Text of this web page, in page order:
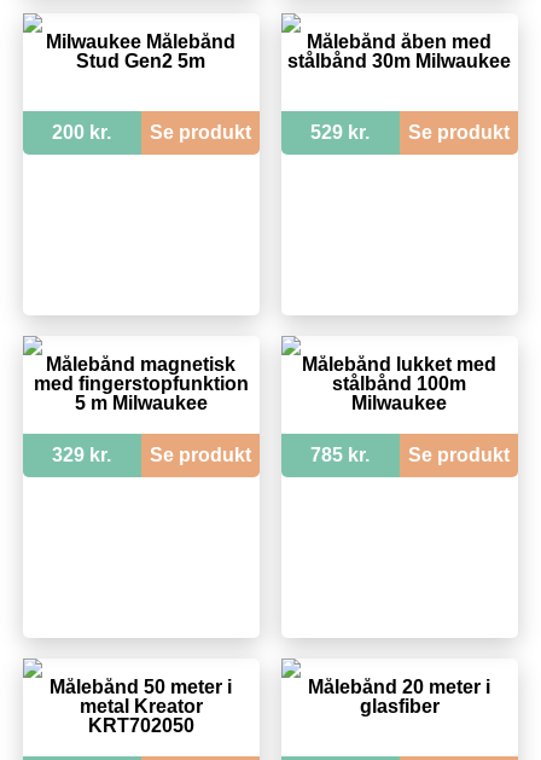
Milwaukee Målebånd
Stud Gen2 5m
200 kr. Se produkt
Målebånd åben med
stålbånd 30m Milwaukee
529 kr. Se produkt
Målebånd magnetisk
med fingerstopfunktion
5 m Milwaukee
329 kr. Se produkt
Målebånd lukket med
stålbånd 100m
Milwaukee
785 kr. Se produkt
Målebånd 50 meter i
metal Kreator
KRT702050
Målebånd 20 meter i
glasfiber